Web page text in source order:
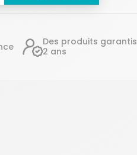
Des produits garantis
2 ans